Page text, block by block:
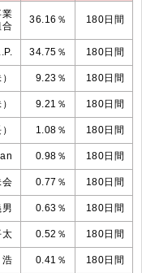
業
合
36.16％ 180日間
34.75％ 180日間
9.23％ 180日間
9.21％ 180日間
1.08％ 180日間
0.98％ 180日間
会 0.77％ 180日間
0.63％ 180日間
太 0.52％ 180日間
浩 0.41％ 180日間